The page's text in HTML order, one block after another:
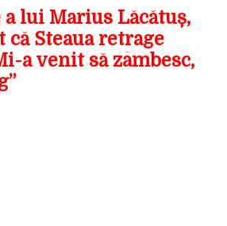
lui Marius Lăcătuș,
că Steaua retrage
a venit să zâmbesc,